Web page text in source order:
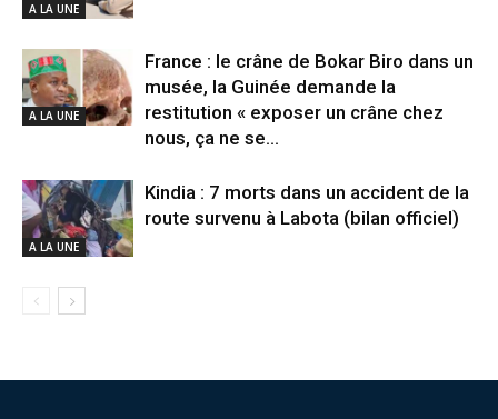
A LA UNE
A LA UNE
France : le crâne de Bokar Biro dans un
musée, la Guinée demande la
restitution « exposer un crâne chez
nous, ça ne se...
A LA UNE
Kindia : 7 morts dans un accident de la
route survenu à Labota (bilan officiel)